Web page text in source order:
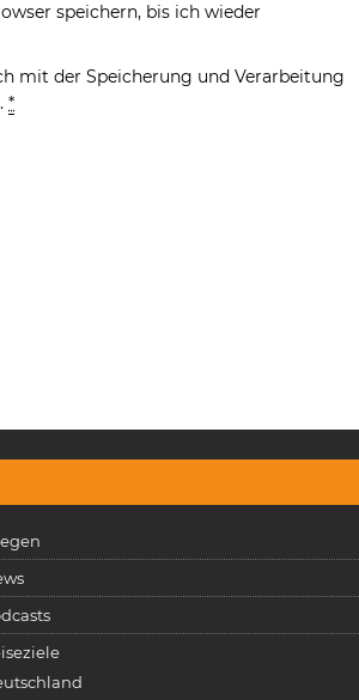
speichern, bis ich wieder
mit der Speicherung und Verarbeitung
*